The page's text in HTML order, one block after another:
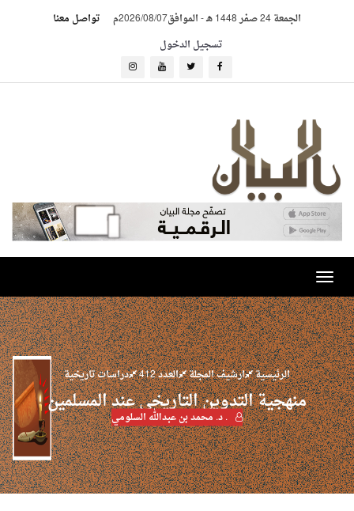
الجمعة 24 صفر 1448 هـ -الموافق2026/08/07م
تواصل معنا
تسجيل الدخول
Toggle
navigation
الرئيسية ارشيف المجلة العدد 412 دراسات تاريخية
منهجية التدوين التاريخي عند المسلمين
. د. محمد بن عبدالله السلومي